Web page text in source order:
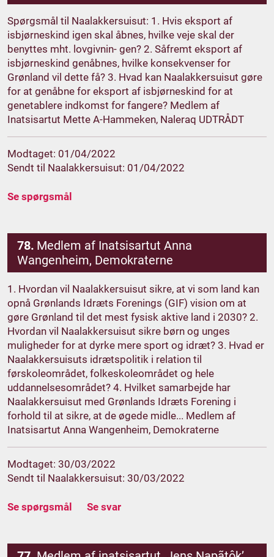
Spørgsmål til Naalakkersuisut: 1. Hvis eksport af
isbjørneskind igen skal åbnes, hvilke veje skal der
benyttes mht. lovgivnin- gen? 2. Såfremt eksport af
isbjørneskind genåbnes, hvilke konsekvenser for
Grønland vil dette få? 3. Hvad kan Naalakkersuisut gøre
for at genåbne for eksport af isbjørneskind for at
genetablere indkomst for fangere? Medlem af
Inatsisartut Mette A-Hammeken, Naleraq UDTRÅDT
Modtaget: 01/04/2022
Sendt til Naalakkersuisut: 01/04/2022
Se spørgsmål
78. Medlem af Inatsisartut Anna
Wangenheim, Demokraterne
1. Hvordan vil Naalakkersuisut sikre, at vi som land kan
opnå Grønlands Idræts Forenings (GIF) vision om at
gøre Grønland til det mest fysisk aktive land i 2030? 2.
Hvordan vil Naalakkersuisut sikre børn og unges
muligheder for at dyrke mere sport og idræt? 3. Hvad er
Naalakkersuisuts idrætspolitik i relation til
førskoleområdet, folkeskoleområdet og hele
uddannelsesområdet? 4. Hvilket samarbejde har
Naalakkersuisut med Grønlands Idræts Forening i
forhold til at sikre, at de øgede midle... Medlem af
Inatsisartut Anna Wangenheim, Demokraterne
Modtaget: 30/03/2022
Sendt til Naalakkersuisut: 30/03/2022
Se spørgsmål Se svar